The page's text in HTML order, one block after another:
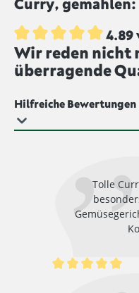
Curry, gemahlen:
Durchschnittliche
4.89
Wir reden nicht
überragende
Hilfreiche Bewertungen
Tolle